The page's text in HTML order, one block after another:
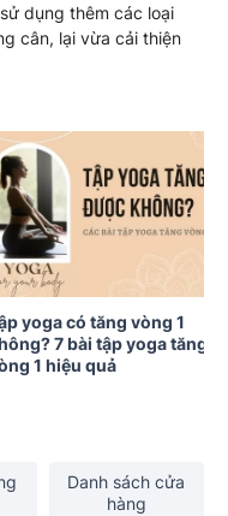
dụng thêm các loại
cân, lại vừa cải thiện
yoga có tăng vòng 1
7 bài tập yoga tăng
1 hiệu quả
Danh sách cửa
hàng